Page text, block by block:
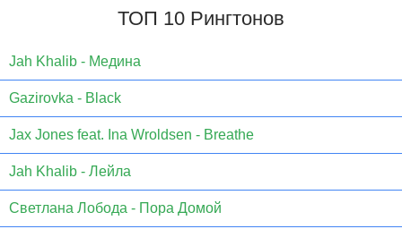
ТОП 10 Рингтонов
Jаh Khаlib - Медина
Gazirovka - Black
Jax Jones feat. Ina Wroldsen - Breathe
Jah Khalib - Лейла
Светлана Лобода - Пора Домой